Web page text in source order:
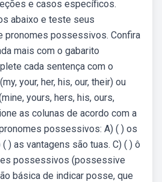
e casos específicos.
abaixo e teste seus
pronomes possessivos. Confira
mais com o gabarito
cada sentença com o
your, her, his, our, their) ou
yours, hers, his, ours,
as colunas de acordo com a
possessivos: A) ( ) os
) as vantagens são tuas. C) ( ) ô
possessivos (possessive
básica de indicar posse, que